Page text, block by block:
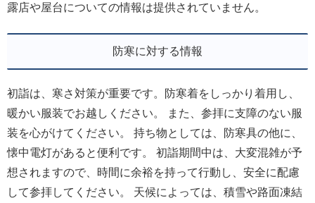
露店や屋台についての情報は提供されていません。
防寒に対する情報
初詣は、寒さ対策が重要です。防寒着をしっかり着用し、
暖かい服装でお越しください。 また、参拝に支障のない服
装を心がけてください。 持ち物としては、防寒具の他に、
懐中電灯があると便利です。 初詣期間中は、大変混雑が予
想されますので、時間に余裕を持って行動し、安全に配慮
して参拝してください。 天候によっては、積雪や路面凍結